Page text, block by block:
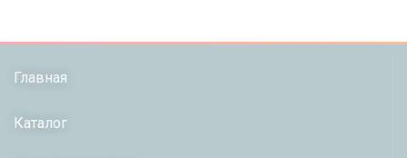
Главная
Каталог